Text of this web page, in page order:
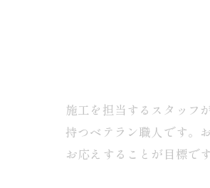
施工を担当するスタッフ
持つベテラン職人です。
お応えすることが目標です